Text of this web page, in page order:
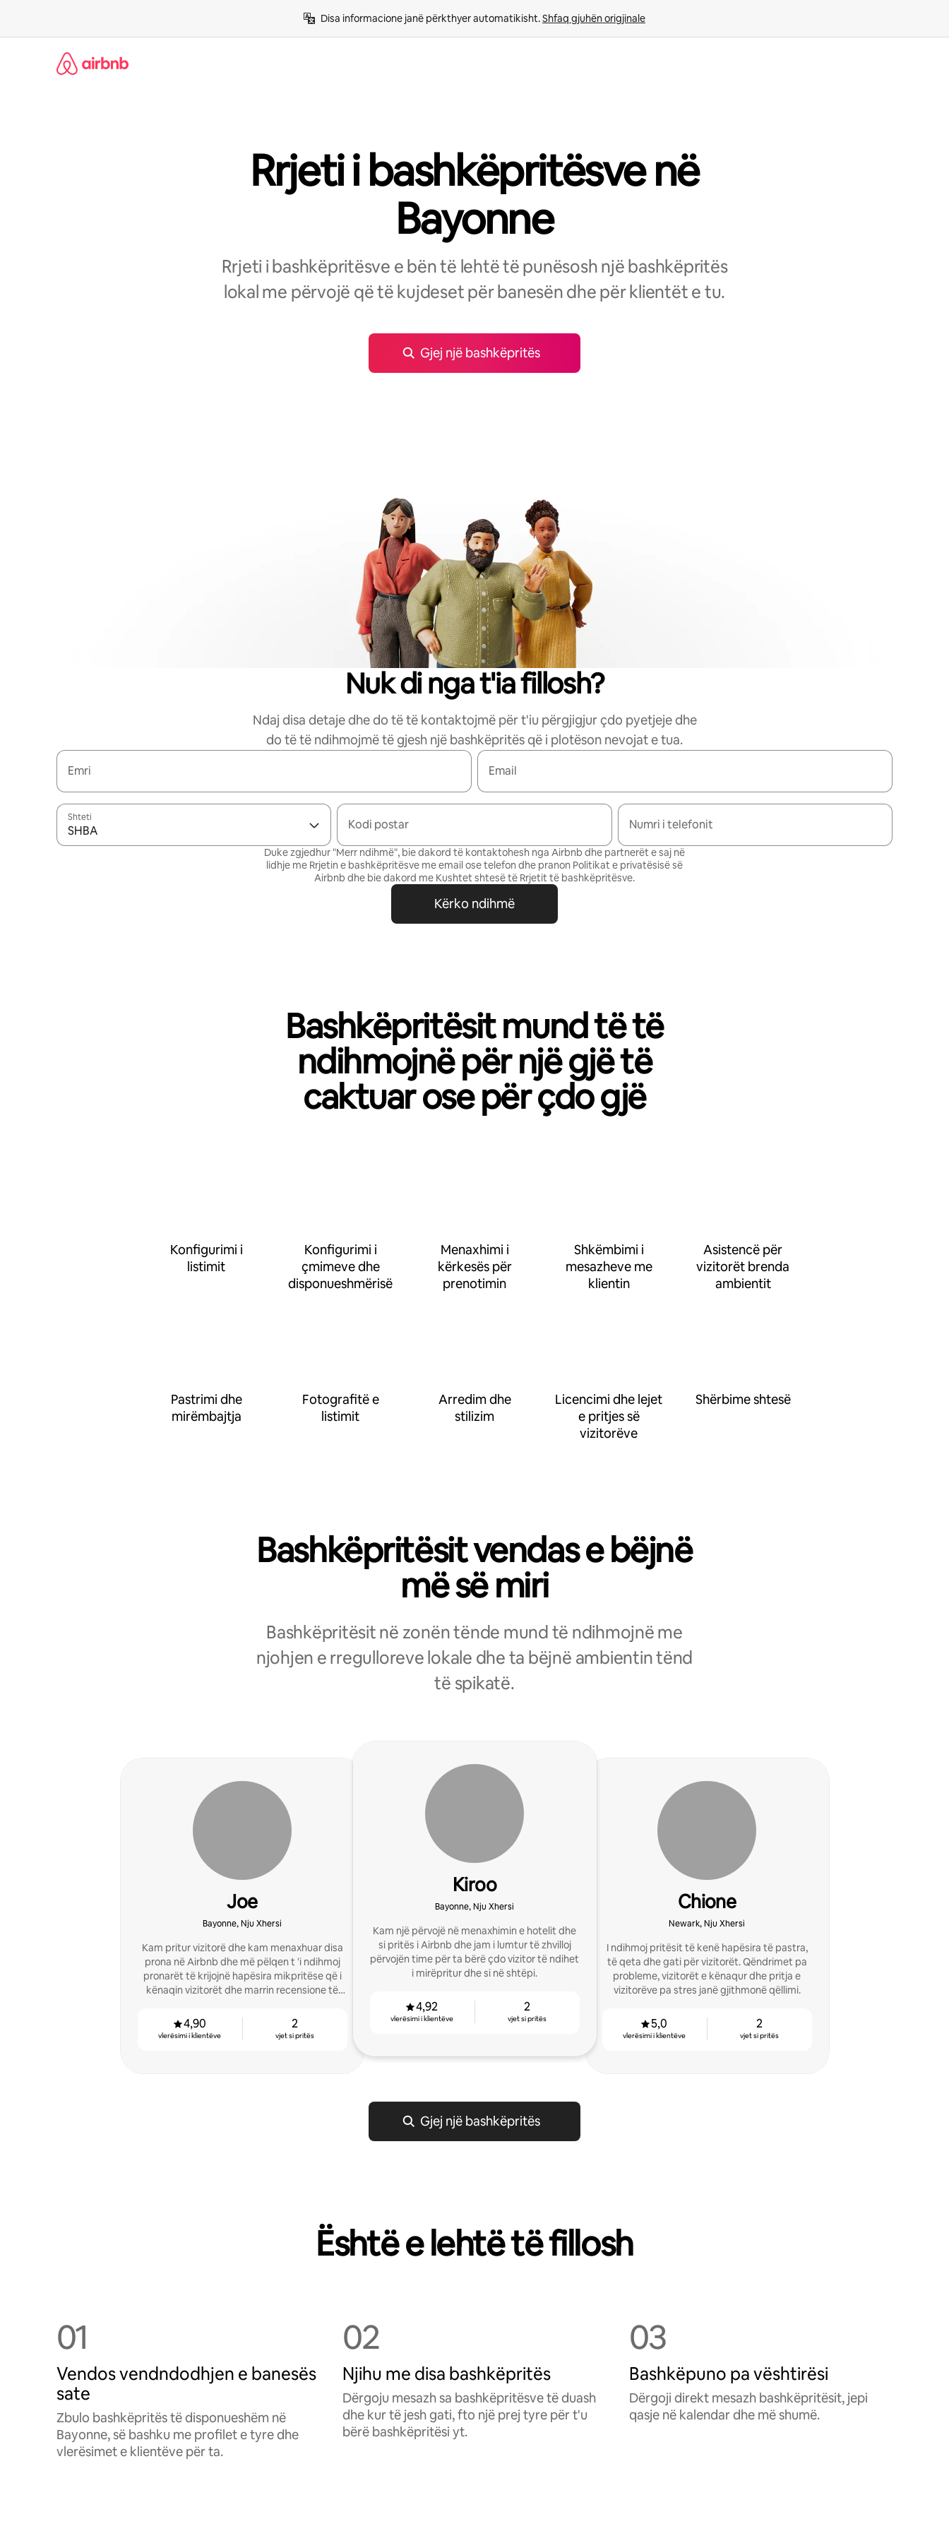
përmbajtja
Disa informacione janë përkthyer automatikisht. Shfaq gjuhën origjinale
Rrjeti i bashkëpritësve në
Bayonne
Rrjeti i bashkëpritësve e bën të lehtë të punësosh një bashkëpritës
lokal me përvojë që të kujdeset për banesën dhe për klientët e tu.
Gjej një bashkëpritës
Nuk di nga t'ia fillosh?
Ndaj disa detaje dhe do të të kontaktojmë për t'iu përgjigjur çdo pyetjeje dhe
do të të ndihmojmë të gjesh një bashkëpritës që i plotëson nevojat e tua.
Emri Email
Shteti
SHBA Kodi postar Numri i telefonit
Duke zgjedhur "Merr ndihmë", bie dakord të kontaktohesh nga Airbnb dhe partnerët e saj në
lidhje me Rrjetin e bashkëpritësve me email ose telefon dhe pranon Politikat e privatësisë së
Airbnb dhe bie dakord me Kushtet shtesë të Rrjetit të bashkëpritësve.
Kërko ndihmë
Bashkëpritësit mund të të
ndihmojnë për një gjë të
caktuar ose për çdo gjë
Konfigurimi i
listimit
Konfigurimi i
çmimeve dhe
disponueshmërisë
Menaxhimi i
kërkesës për
prenotimin
Shkëmbimi i
mesazheve me
klientin
Asistencë për
vizitorët brenda
ambientit
Pastrimi dhe
mirëmbajtja
Fotografitë e
listimit
Arredim dhe
stilizim
Licencimi dhe lejet
e pritjes së
vizitorëve
Shërbime shtesë
Bashkëpritësit vendas e bëjnë
më së miri
Bashkëpritësit në zonën tënde mund të ndihmojnë me
njohjen e rregulloreve lokale dhe ta bëjnë ambientin tënd
të spikatë.
Joe
Bayonne, Nju Xhersi
Kam pritur vizitorë dhe kam menaxhuar disa
prona në Airbnb dhe më pëlqen t 'i ndihmoj
pronarët të krijojnë hapësira mikpritëse që i
kënaqin vizitorët dhe marrin recensione të
4,90
vlerësimi i klientëve
2
vjet si pritës
Kiroo
Bayonne, Nju Xhersi
Kam një përvojë në menaxhimin e hotelit dhe
si pritës i Airbnb dhe jam i lumtur të zhvilloj
përvojën time për ta bërë çdo vizitor të ndihet
i mirëpritur dhe si në shtëpi.
4,92
vlerësimi i klientëve
2
vjet si pritës
Chione
Newark, Nju Xhersi
I ndihmoj pritësit të kenë hapësira të pastra,
të qeta dhe gati për vizitorët. Qëndrimet pa
probleme, vizitorët e kënaqur dhe pritja e
vizitorëve pa stres janë gjithmonë qëllimi.
5,0
vlerësimi i klientëve
2
vjet si pritës
Gjej një bashkëpritës
Është e lehtë të fillosh
01
Vendos vendndodhjen e banesës
sate
Zbulo bashkëpritës të disponueshëm në
Bayonne, së bashku me profilet e tyre dhe
vlerësimet e klientëve për ta.
02
Njihu me disa bashkëpritës
Dërgoju mesazh sa bashkëpritësve të duash
dhe kur të jesh gati, fto një prej tyre për t'u
bërë bashkëpritësi yt.
03
Bashkëpuno pa vështirësi
Dërgoji direkt mesazh bashkëpritësit, jepi
qasje në kalendar dhe më shumë.